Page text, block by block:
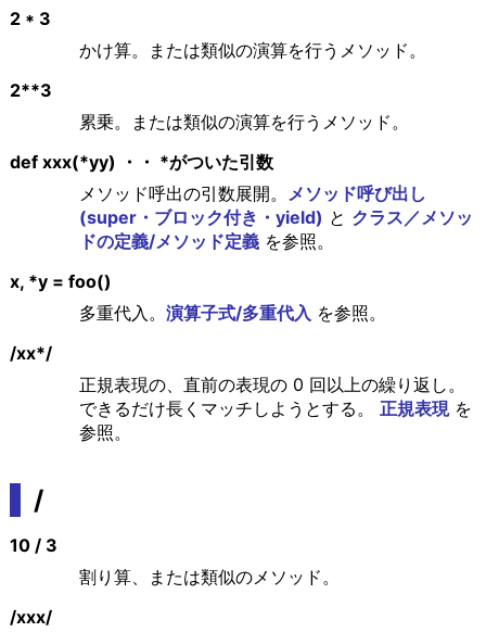
2 * 3
かけ算。または類似の演算を行うメソッド。
2**3
累乗。または類似の演算を行うメソッド。
def xxx(*yy) ・・ *がついた引数
メソッド呼出の引数展開。 メソッド呼び出し
(super・ブロック付き・yield) と クラス／メソッ
ドの定義/メソッド定義を参照。
x, *y = foo()
多重代入。 演算子式/多重代入 を参照。
/xx*/
正規表現の、直前の表現の 0 回以上の繰り返し。
できるだけ長くマッチしようとする。 正規表現を
参照。
/
10 / 3
割り算、または類似のメソッド。
/xxx/